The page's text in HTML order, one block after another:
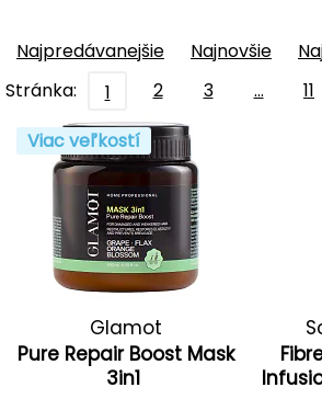
Najpredávanejšie Najnovšie
Stránka:
1 2 3 … 11
Viac veľkostí
Glamot
Pure Repair Boost Mask
3in1